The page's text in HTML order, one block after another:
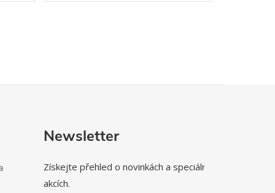
Newsletter
Získejte přehled o novinkách a speciálních
akcích.